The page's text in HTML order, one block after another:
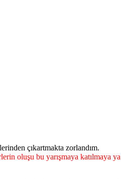
çıkartmakta zorlandım.
oluşu bu yarışmaya katılmaya